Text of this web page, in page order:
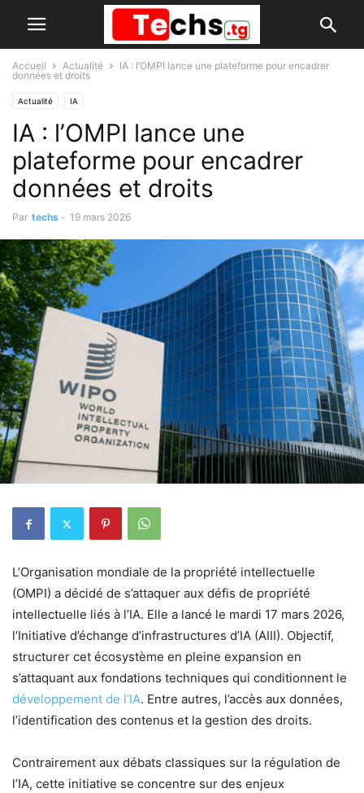
Accueil Actualité
IA : l’OMPI lance une plateforme pour encadrer
données et droits
Actualité IA
IA : l’OMPI lance une
plateforme pour encadrer
données et droits
Par techs - 19 mars 2026
L’Organisation mondiale de la propriété intellectuelle
(OMPI) a décidé de s’attaquer aux défis de propriété
intellectuelle liés à l’IA. Elle a lancé le mardi 17 mars 2026,
l’Initiative d’échange d’infrastructures d’IA (AIII). Objectif,
structurer cet écosystème en pleine expansion en
s’attaquant aux fondations techniques qui conditionnent le
développement de l’IA. Entre autres, l’accès aux données,
l’identification des contenus et la gestion des droits.
Contrairement aux débats classiques sur la régulation de
l’IA, cette initiative se concentre sur des enjeux